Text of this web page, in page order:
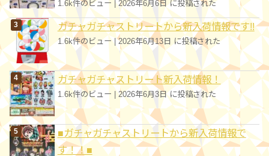
1.6k件のビュー |2026年6月6日 に投稿された
ガチャガチャストリートから新入荷情報です!!
1.6k件のビュー|2026年6月13日 に投稿された
ガチャガチャストリート新入荷情報！
1.6k件のビュー |2026年6月3日 に投稿された
■ガチャガチャストリートから新入荷情報で
す！！■